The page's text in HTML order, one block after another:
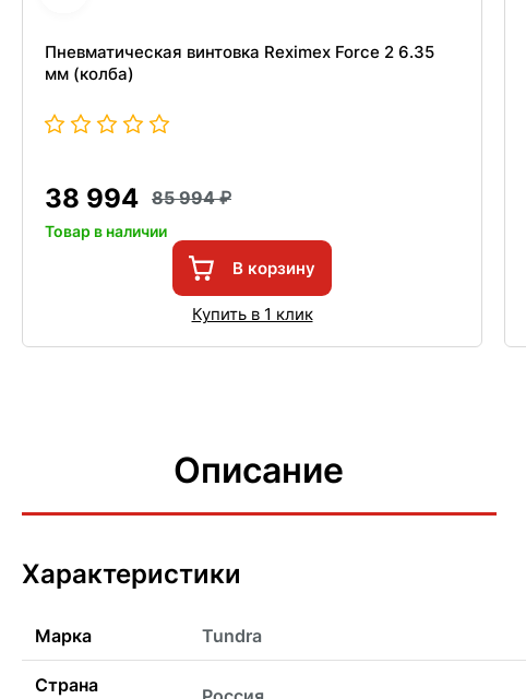
Пневматическая винтовка Reximex Force 2 6.35
мм (колба)
38 994 85 994
Товар в наличии
В корзину
Купить в 1 клик
Описание
Характеристики
Марка Tundra
Страна